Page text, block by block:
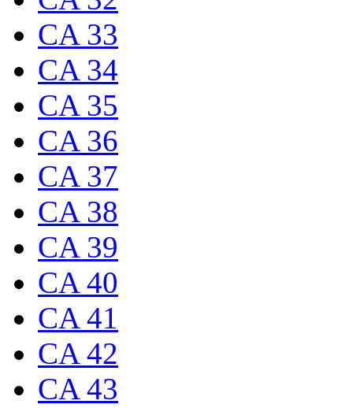
CA 33
CA 34
CA 35
CA 36
CA 37
CA 38
CA 39
CA 40
CA 41
CA 42
CA 43